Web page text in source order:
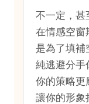
不一定，甚
在情感空窗
是為了填補
純逃避分手
你的策略更
讓你的形象